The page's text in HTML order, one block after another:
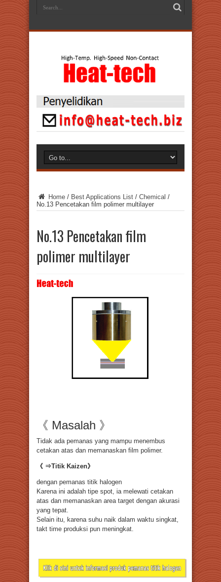
Home / Best Applications List / Chemical /
No.13 Pencetakan film polimer multilayer
No.13 Pencetakan film
polimer multilayer
《 Masalah 》
Tidak ada pemanas yang mampu menembus
cetakan atas dan memanaskan film polimer.
《 ⇒Titik Kaizen》
dengan pemanas titik halogen
Karena ini adalah tipe spot, ia melewati cetakan
atas dan memanaskan area target dengan akurasi
yang tepat.
Selain itu, karena suhu naik dalam waktu singkat,
takt time produksi pun meningkat.